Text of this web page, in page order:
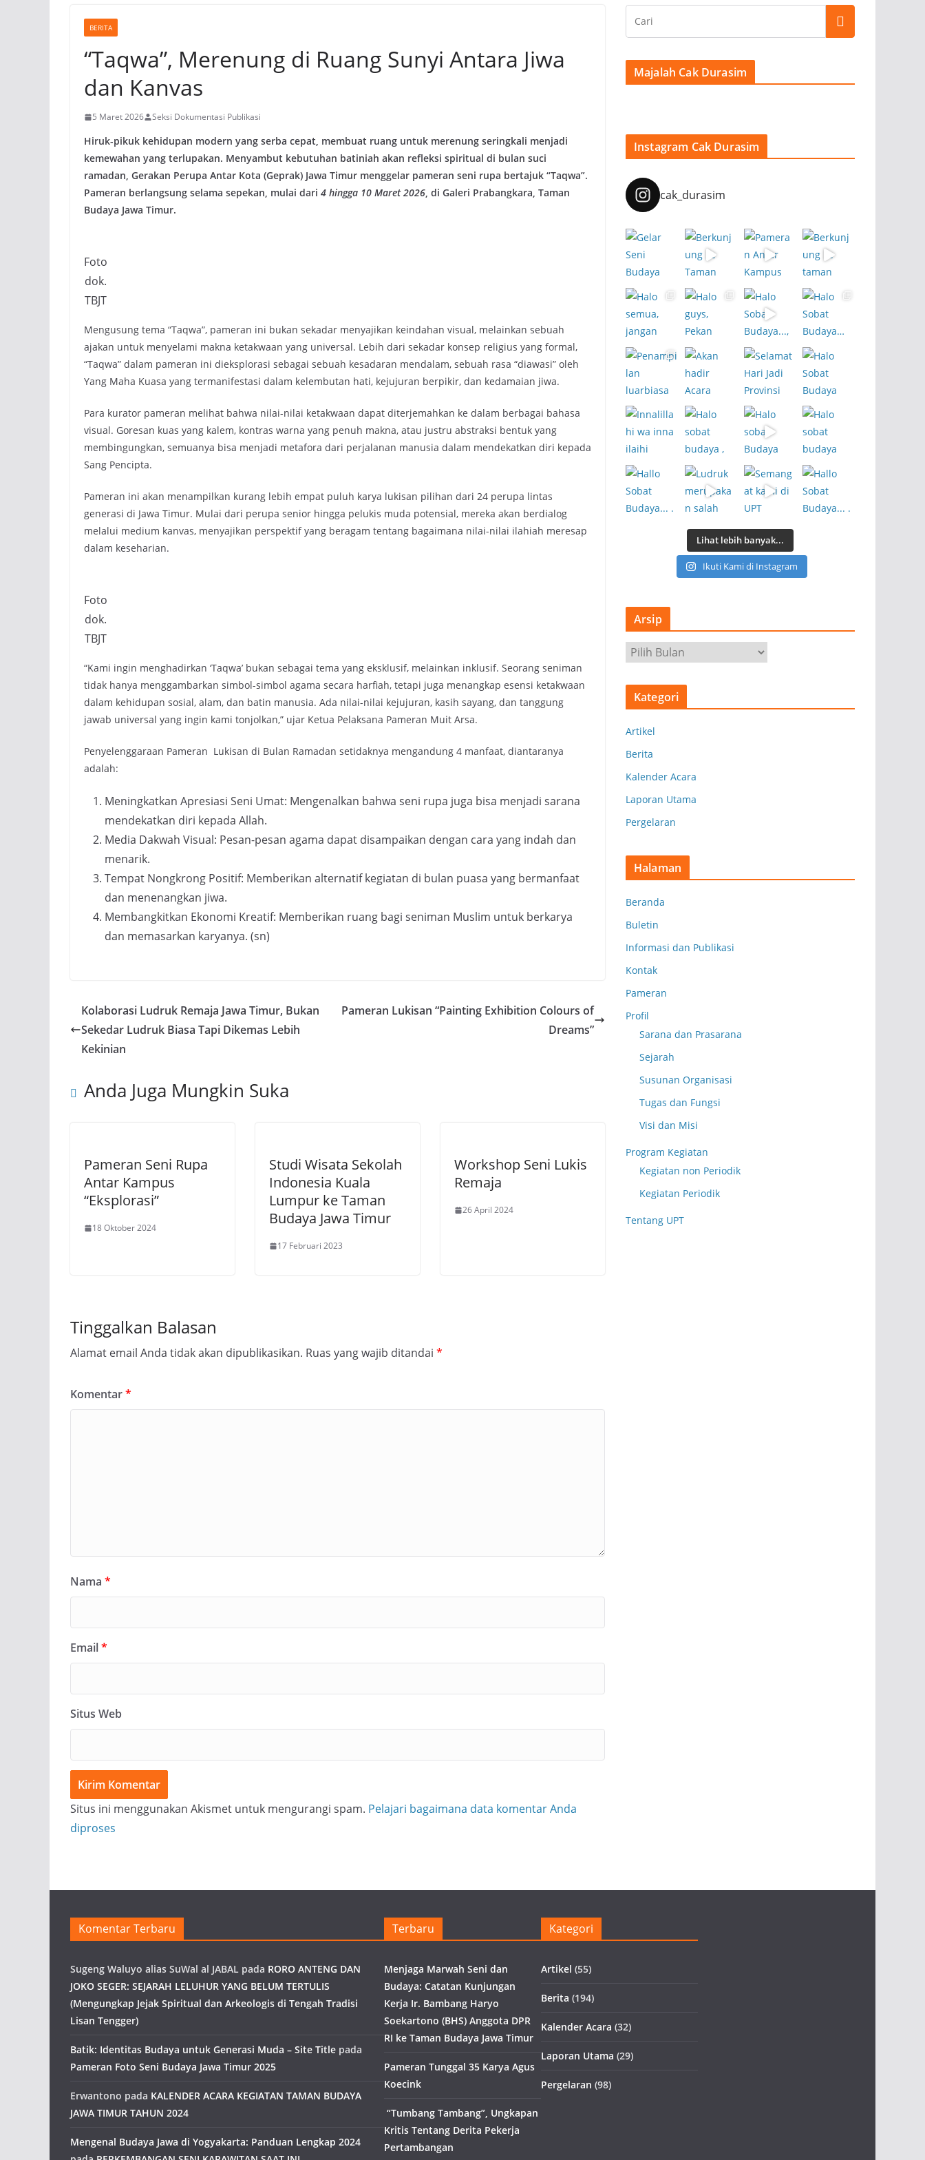
BERITA
“Taqwa”, Merenung di Ruang Sunyi Antara Jiwa
dan Kanvas
5 Maret 2026 Seksi Dokumentasi Publikasi
Hiruk-pikuk kehidupan modern yang serba cepat, membuat ruang untuk merenung seringkali menjadi
kemewahan yang terlupakan. Menyambut kebutuhan batiniah akan refleksi spiritual di bulan suci
ramadan, Gerakan Perupa Antar Kota (Geprak) Jawa Timur menggelar pameran seni rupa bertajuk “Taqwa”.
Pameran berlangsung selama sepekan, mulai dari 4 hingga 10 Maret 2026, di Galeri Prabangkara, Taman
Budaya Jawa Timur.
Foto
dok.
TBJT
Mengusung tema “Taqwa”, pameran ini bukan sekadar menyajikan keindahan visual, melainkan sebuah
ajakan untuk menyelami makna ketakwaan yang universal. Lebih dari sekadar konsep religius yang formal,
“Taqwa” dalam pameran ini dieksplorasi sebagai sebuah kesadaran mendalam, sebuah rasa “diawasi” oleh
Yang Maha Kuasa yang termanifestasi dalam kelembutan hati, kejujuran berpikir, dan kedamaian jiwa.
Para kurator pameran melihat bahwa nilai-nilai ketakwaan dapat diterjemahkan ke dalam berbagai bahasa
visual. Goresan kuas yang kalem, kontras warna yang penuh makna, atau justru abstraksi bentuk yang
membingungkan, semuanya bisa menjadi metafora dari perjalanan manusia dalam mendekatkan diri kepada
Sang Pencipta.
Pameran ini akan menampilkan kurang lebih empat puluh karya lukisan pilihan dari 24 perupa lintas
generasi di Jawa Timur. Mulai dari perupa senior hingga pelukis muda potensial, mereka akan berdialog
melalui medium kanvas, menyajikan perspektif yang beragam tentang bagaimana nilai-nilai ilahiah meresap
dalam keseharian.
Foto
dok.
TBJT
“Kami ingin menghadirkan ‘Taqwa’ bukan sebagai tema yang eksklusif, melainkan inklusif. Seorang seniman
tidak hanya menggambarkan simbol-simbol agama secara harfiah, tetapi juga menangkap esensi ketakwaan
dalam kehidupan sosial, alam, dan batin manusia. Ada nilai-nilai kejujuran, kasih sayang, dan tanggung
jawab universal yang ingin kami tonjolkan,” ujar Ketua Pelaksana Pameran Muit Arsa.
Penyelenggaraan Pameran Lukisan di Bulan Ramadan setidaknya mengandung 4 manfaat, diantaranya
adalah:
Meningkatkan Apresiasi Seni Umat: Mengenalkan bahwa seni rupa juga bisa menjadi sarana
mendekatkan diri kepada Allah.
Media Dakwah Visual: Pesan-pesan agama dapat disampaikan dengan cara yang indah dan
menarik.
Tempat Nongkrong Positif: Memberikan alternatif kegiatan di bulan puasa yang bermanfaat
dan menenangkan jiwa.
Membangkitkan Ekonomi Kreatif: Memberikan ruang bagi seniman Muslim untuk berkarya
dan memasarkan karyanya. (sn)
Kolaborasi Ludruk Remaja Jawa Timur, Bukan
Sekedar Ludruk Biasa Tapi Dikemas Lebih
Kekinian
Pameran Lukisan “Painting Exhibition Colours of
Dreams”
Anda Juga Mungkin Suka
Pameran Seni Rupa
Antar Kampus
“Eksplorasi”
18 Oktober 2024
Studi Wisata Sekolah
Indonesia Kuala
Lumpur ke Taman
Budaya Jawa Timur
17 Februari 2023
Workshop Seni Lukis
Remaja
26 April 2024
Tinggalkan Balasan
Alamat email Anda tidak akan dipublikasikan. Ruas yang wajib ditandai *
Komentar*
Nama *
Email*
Situs Web
Situs ini menggunakan Akismet untuk mengurangi spam. Pelajari bagaimana data komentar Anda
diproses
Majalah Cak Durasim
Instagram Cak Durasim
cak_durasim
Lihat lebih banyak...
Ikuti Kami di Instagram
Arsip
r
s
Kategori
Artikel
Berita
Kalender Acara
Laporan Utama
Pergelaran
Halaman
Beranda
Buletin
Informasi dan Publikasi
Kontak
Pameran
Profil
Sarana dan Prasarana
Sejarah
Susunan Organisasi
Tugas dan Fungsi
Visi dan Misi
Program Kegiatan
Kegiatan non Periodik
Kegiatan Periodik
Tentang UPT
Komentar Terbaru
Sugeng Waluyo alias SuWal al JABAL pada RORO ANTENG DAN
JOKO SEGER: SEJARAH LELUHUR YANG BELUM TERTULIS
(Mengungkap Jejak Spiritual dan Arkeologis di Tengah Tradisi
Lisan Tengger)
Batik: Identitas Budaya untuk Generasi Muda – Site Title pada
Pameran Foto Seni Budaya Jawa Timur 2025
Erwantono pada KALENDER ACARA KEGIATAN TAMAN BUDAYA
JAWA TIMUR TAHUN 2024
Mengenal Budaya Jawa di Yogyakarta: Panduan Lengkap 2024
Terbaru
Menjaga Marwah Seni dan
Budaya: Catatan Kunjungan
Kerja Ir. Bambang Haryo
Soekartono (BHS) Anggota DPR
RI ke Taman Budaya Jawa Timur
Pameran Tunggal 35 Karya Agus
Koecink
“Tumbang Tambang”, Ungkapan
Kritis Tentang Derita Pekerja
Pertambangan
Kategori
Artikel (55)
Berita (194)
Kalender Acara (32)
Laporan Utama (29)
Pergelaran (98)